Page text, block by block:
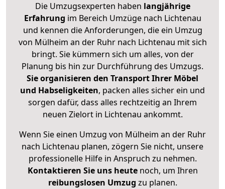
Die Umzugsexperten haben langjährige
Erfahrung im Bereich Umzüge nach Lichtenau
und kennen die Anforderungen, die ein Umzug
von Mülheim an der Ruhr nach Lichtenau mit sich
bringt. Sie kümmern sich um alles, von der
Planung bis hin zur Durchführung des Umzugs.
Sie organisieren den Transport Ihrer Möbel
und Habseligkeiten, packen alles sicher ein und
sorgen dafür, dass alles rechtzeitig an Ihrem
neuen Zielort in Lichtenau ankommt.
Wenn Sie einen Umzug von Mülheim an der Ruhr
nach Lichtenau planen, zögern Sie nicht, unsere
professionelle Hilfe in Anspruch zu nehmen.
Kontaktieren Sie uns heutenoch, um Ihren
reibungslosen Umzug zu planen.